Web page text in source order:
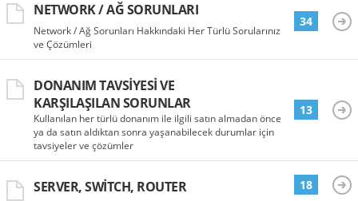
NETWORK / AĞ SORUNLARI
Network / Ağ Sorunları Hakkındaki Her Türlü Sorularınız
ve Çözümleri
34
DONANIM TAVSIYESI VE
KARŞILAŞILAN SORUNLAR
Kullanılan her türlü donanım ile ilgili satın almadan önce
ya da satın aldıktan sonra yaşanabilecek durumlar için
tavsiyeler ve çözümler
13
SERVER, SWITCH, ROUTER 18